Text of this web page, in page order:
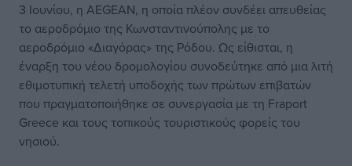
3 Ιουνίου, η AEGEAN, η οποία πλέον συνδέει απευθείας
το αεροδρόμιο της Κωνσταντινούπολης με το
αεροδρόμιο «Διαγόρας» της Ρόδου. Ως είθισται, η
έναρξη του νέου δρομολογίου συνοδεύτηκε από μια λιτή
εθιμοτυπική τελετή υποδοχής των πρώτων επιβατών
που πραγματοποιήθηκε σε συνεργασία με τη Fraport
Greece και τους τοπικούς τουριστικούς φορείς του
νησιού.